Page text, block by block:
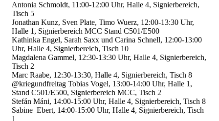
Antonia Schmoldt, 11:00-12:00 Uhr, Halle 4, Signierbereich,
Tisch 5
Jonathan Kunz, Sven Plate, Timo Wuerz, 12:00-13:30 Uhr,
Halle 1, Signierbereich MCC Stand C501/E500
Kathinka Engel, Sarah Saxx und Carina Schnell, 12:00-13:00
Uhr, Halle 4, Signierbereich, Tisch 10
Magdalena Gammel, 12:30-13:30 Uhr, Halle 4, Signierbereich,
Tisch 2
Marc Raabe, 12:30-13:30, Halle 4, Signierbereich, Tisch 8
@kriegundfreitag Tobias Vogel, 13:00-14:00 Uhr, Halle 1,
Stand C501/E500, Signierbereich MCC, Tisch 2
Stefán Máni, 14:00-15:00 Uhr, Halle 4, Signierbereich, Tisch 8
Sabine Ebert, 14:00-15:00 Uhr, Halle 4, Signierbereich, Tisch
1